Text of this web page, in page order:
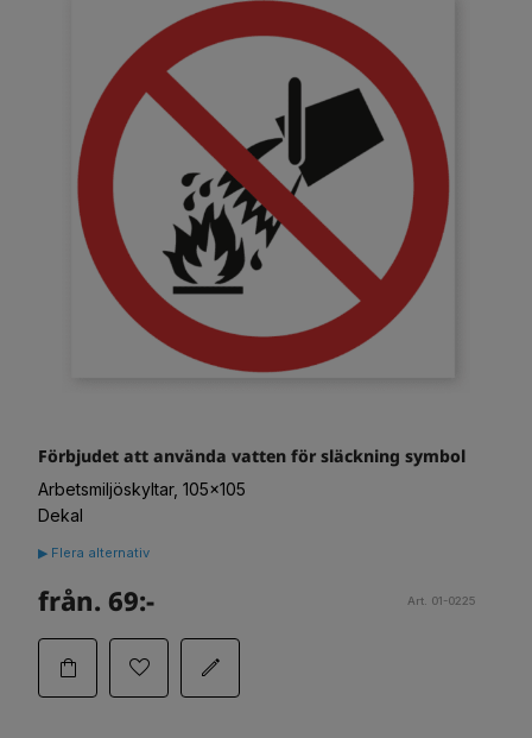
Förbjudet att använda vatten för släckning symbol
Arbetsmiljöskyltar, 105x105
Dekal
▶ Flera alternativ
från. 69:- Art. 01-0225